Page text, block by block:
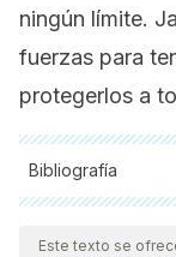
ningún límite.
fuerzas para
protegerlos a
Bibliografía
Todas las fuentes
nuestro equipo,
Este texto se